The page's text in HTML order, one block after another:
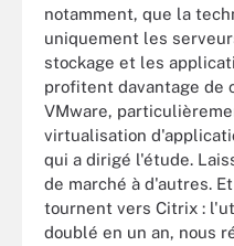
notamment, que la
uniquement les
stockage et les
profitent davantage de
VMware,
virtualisation
qui a dirigé l'étude.
de marché à d'autres.
tournent vers Citrix :
doublé en un an, nous